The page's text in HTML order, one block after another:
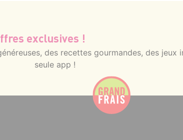
exclusives !
des recettes gourmandes, des jeux
seule app !